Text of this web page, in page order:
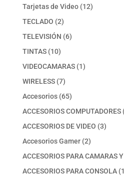
Tarjetas de Video 1212
TECLADO 22
productos
TELEVISIÓN 66
TINTAS 1010
productos
VIDEOCAMARAS 11
WIRELESS 77
productos
Accesorios 6565
productos
ACCESORIOS COMPUTADORES
ACCESORIOS DE VIDEO 33
Accesorios Gamer 22
productos
ACCESORIOS PARA CAMARAS
ACCESORIOS PARA CONSOLA 1